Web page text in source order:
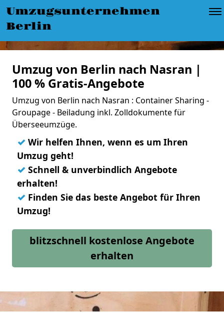
Umzugsunternehmen
Berlin
Umzug von Berlin nach Nasran |
100 % Gratis-Angebote
Umzug von Berlin nach Nasran : Container Sharing -
Groupage - Beiladung inkl. Zolldokumente für
Überseeumzüge.
✓ Wir helfen Ihnen, wenn es um Ihren
Umzug geht!
✓ Schnell & unverbindlich Angebote
erhalten!
✓ Finden Sie das beste Angebot für Ihren
Umzug!
blitzschnell kostenlose Angebote
erhalten